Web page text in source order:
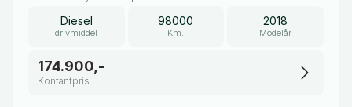
Diesel
drivmiddel
98000
Km.
2018
Modelår
174.900,-
Kontantpris